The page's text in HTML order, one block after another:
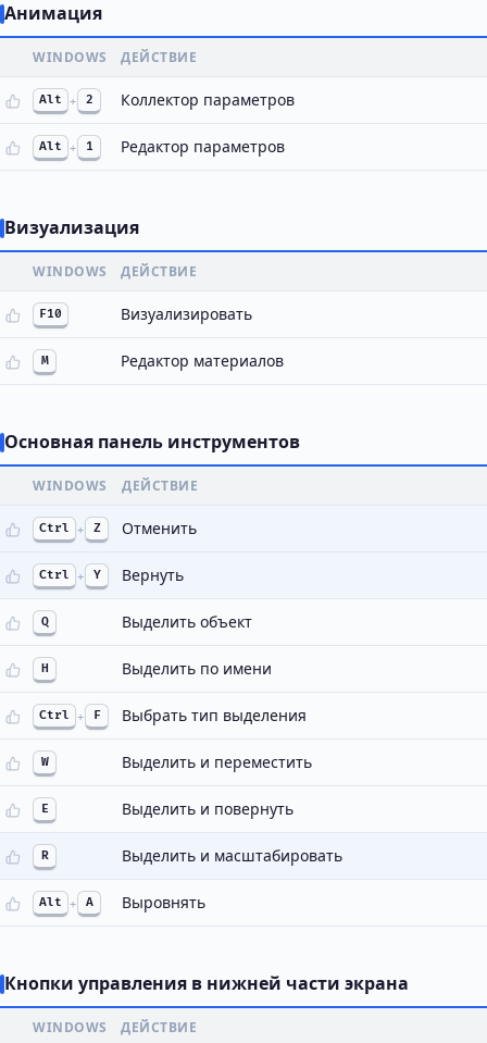
Анимация
WINDOWS ДЕЙСТВИЕ
Alt + 2 Коллектор параметров
Alt + 1 Редактор параметров
Визуализация
WINDOWS ДЕЙСТВИЕ
F10 Визуализировать
M Редактор материалов
Основная панель инструментов
WINDOWS ДЕЙСТВИЕ
Ctrl + Z Отменить
Ctrl + Y Вернуть
Q Выделить объект
H Выделить по имени
Ctrl + F Выбрать тип выделения
W Выделить и переместить
E Выделить и повернуть
R Выделить и масштабировать
Alt + A Выровнять
Кнопки управления в нижней части экрана
WINDOWS ДЕЙСТВИЕ